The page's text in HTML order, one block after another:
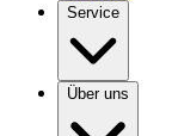
Service
Über uns